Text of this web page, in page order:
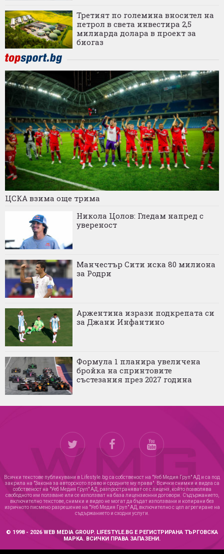
Третият по големина вносител на
петрол в света инвестира 2,5
милиарда долара в проект за
биогаз
ЦСКА взима още трима
Никола Цолов: Гледам напред с
увереност
Манчестър Сити иска 80 милиона
за Родри
Аржентина изрази подкрепата си
за Джани Инфантино
Формула 1 планира увеличена
бройка на спринтовите
състезания през 2027 година
Всички текстове публикувани в Lifestyle.bg са собственост на "Уеб Медия Груп" АД и са под
закрила на "Закона за авторското право и сродните му права". Всички снимки и видеа са
собственост на "Уеб Медия Груп" АД, разпространяват се с лиценз, който позволява
свободното им ползване или се използват на база лицензионни договори. Съдържанието,
включително текстове, снимки и видео не могат да бъдат използвани и копирани без
изричното писмено разрешение на "Уеб Медия Груп" АД, включително с цел агрегиране на
съдържанието и сходни услуги.
© 1998 - 2026 WEB MEDIA GROUP. LIFESTYLE.BG Е РЕГИСТРИРАНА ТЪРГОВСКА
МАРКА. ВСИЧКИ ПРАВА ЗАПАЗЕНИ.